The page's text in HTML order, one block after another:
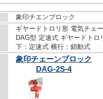
象印チエンブロック
ギヤードトロリ形 電気チェ
DAG型 定速式 ギヤードトロ
下：定速式 横行：鎖動式
象印チェーンブロック
DAG-2S-4